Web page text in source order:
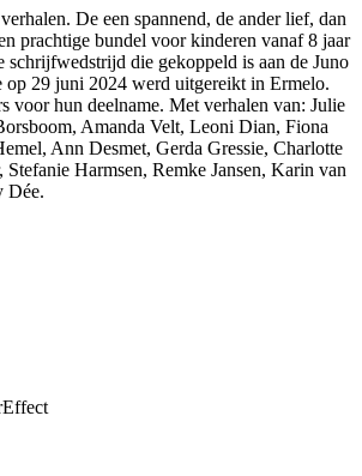
De een spannend, de ander lief, dan
prachtige bundel voor kinderen vanaf 8 jaar
schrijfwedstrijd die gekoppeld is aan de Juno
op 29 juni 2024 werd uitgereikt in Ermelo.
voor hun deelname. Met verhalen van: Julie
Amanda Velt, Leoni Dian, Fiona
Ann Desmet, Gerda Gressie, Charlotte
Harmsen, Remke Jansen, Karin van
Dée.